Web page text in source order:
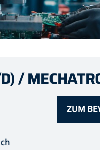
/
ZUM